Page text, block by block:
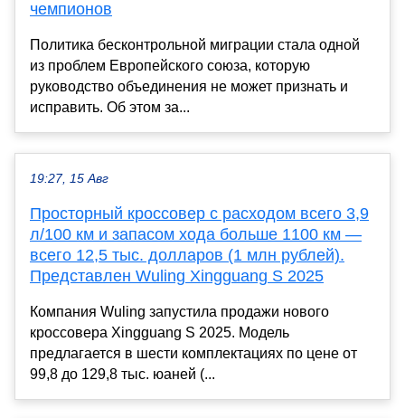
чемпионов
Политика бесконтрольной миграции стала одной
из проблем Европейского союза, которую
руководство объединения не может признать и
исправить. Об этом за...
19:27, 15 Авг
Просторный кроссовер с расходом всего 3,9
л/100 км и запасом хода больше 1100 км —
всего 12,5 тыс. долларов (1 млн рублей).
Представлен Wuling Xingguang S 2025
Компания Wuling запустила продажи нового
кроссовера Xingguang S 2025. Модель
предлагается в шести комплектациях по цене от
99,8 до 129,8 тыс. юаней (...